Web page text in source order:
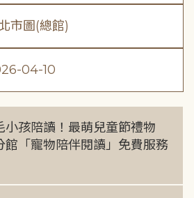
市圖(總館)
04-10
小孩陪讀！最萌兒童節禮物
館「寵物陪伴閱讀」免費服務